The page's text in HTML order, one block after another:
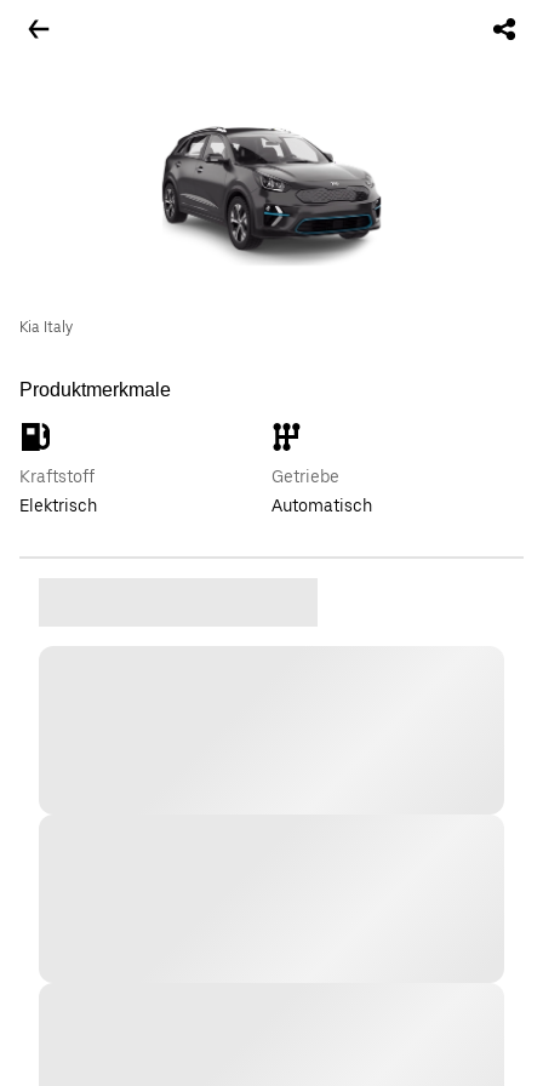
Kia Italy
Produktmerkmale
Kraftstoff
Elektrisch
Getriebe
Automatisch